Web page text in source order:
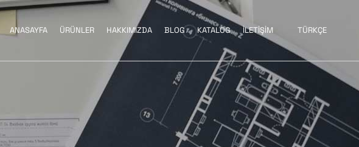
ANASAYFA ÜRÜNLER
WALLWASHER
RGBW PROJEKTÖRLER
SARKIT VE SIVA USTU
ARMATURLER
HAKKIMIZDA BLOG KATALOG İLETİŞİM TÜRKÇE